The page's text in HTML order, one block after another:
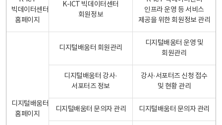
빅데이터센터
홈페이지
K-ICT 빅데이터센터
회원정보
인프라 운영 등 서비스
제공을 위한 회원정보 관리
디지털배움터
홈페이지
디지털배움터 회원관리
디지털배움터 운영 및
회원관리
디지털배움터 강사·
서포터즈 정보
강사·서포터즈 신청 접수
및 현황 관리
디지털배움터 문의자 관리 디지털배움터 문의자 관리